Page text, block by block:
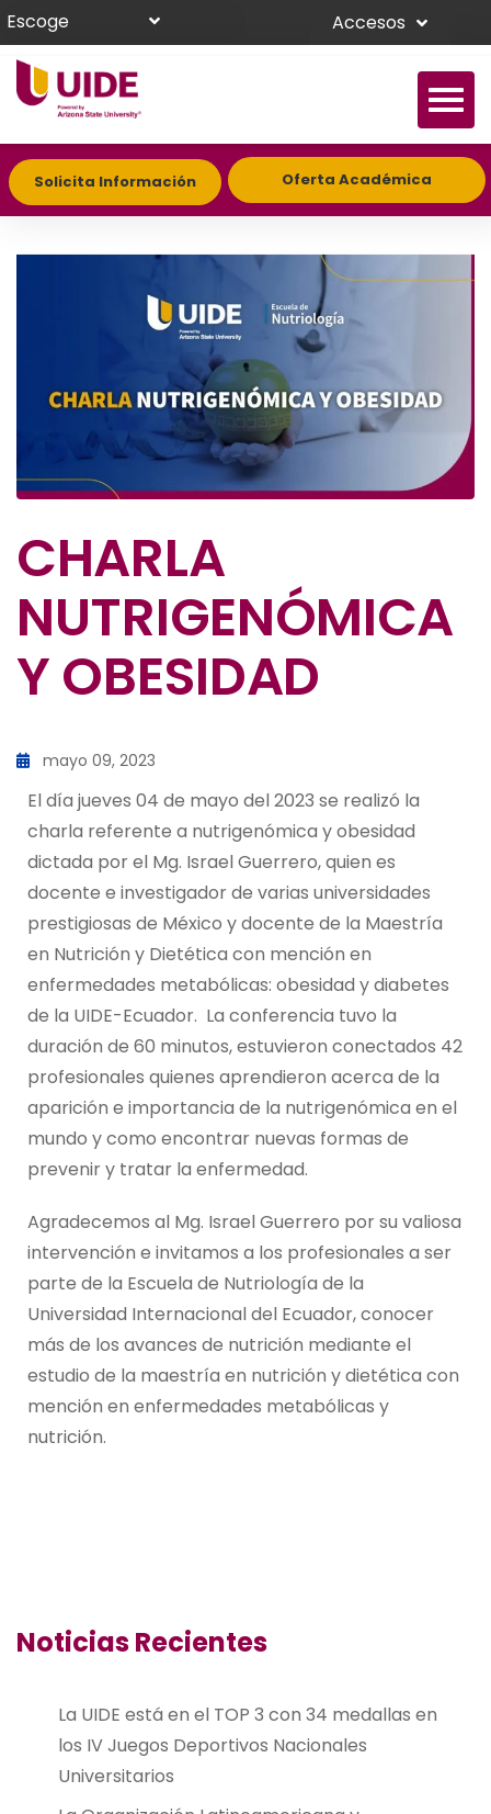
Escoge Accesos
Solicita Información Oferta Académica
CHARLA
NUTRIGENÓMICA
Y OBESIDAD
mayo 09, 2023
El día jueves 04 de mayo del 2023 se realizó la
charla referente a nutrigenómica y obesidad
dictada por el Mg. Israel Guerrero, quien es
docente e investigador de varias universidades
prestigiosas de México y docente de la Maestría
en Nutrición y Dietética con mención en
enfermedades metabólicas: obesidad y diabetes
de la UIDE-Ecuador. La conferencia tuvo la
duración de 60 minutos, estuvieron conectados 42
profesionales quienes aprendieron acerca de la
aparición e importancia de la nutrigenómica en el
mundo y como encontrar nuevas formas de
prevenir y tratar la enfermedad.
Agradecemos al Mg. Israel Guerrero por su valiosa
intervención e invitamos a los profesionales a ser
parte de la Escuela de Nutriología de la
Universidad Internacional del Ecuador, conocer
más de los avances de nutrición mediante el
estudio de la maestría en nutrición y dietética con
mención en enfermedades metabólicas y
nutrición.
Noticias Recientes
La UIDE está en el TOP 3 con 34 medallas en
los IV Juegos Deportivos Nacionales
Universitarios